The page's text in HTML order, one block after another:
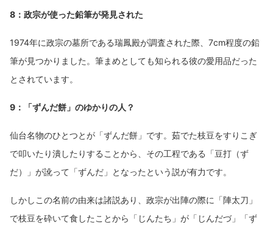
8：政宗が使った鉛筆が発見された
1974年に政宗の墓所である瑞鳳殿が調査された際、7cm程度の鉛
筆が見つかりました。筆まめとしても知られる彼の愛用品だった
とされています。
9：「ずんだ餅」のゆかりの人？
仙台名物のひとつとが「ずんだ餅」です。茹でた枝豆をすりこぎ
で叩いたり潰したりすることから、その工程である「豆打（ず
だ）」が訛って「ずんだ」となったという説が有力です。
しかしこの名前の由来は諸説あり、政宗が出陣の際に「陣太刀」
で枝豆を砕いて食したことから「じんたち」が「じんだづ」「ず